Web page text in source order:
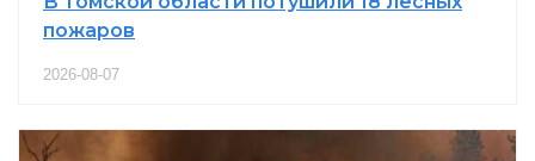
пожаров
2026-08-07